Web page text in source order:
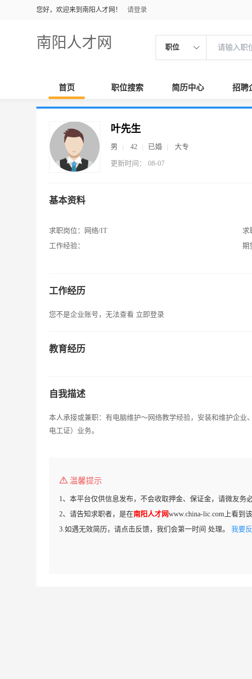
您好，欢迎来到南阳人才网！ 请登录
南阳人才网 职位
首页 职位搜索 简历中心 招聘
叶先生
男 42 已婚 大专
更新时间： 08-07
基本资料
求职岗位：
网络/IT
工作经验：
求
期
工作经历
您不是企业账号，无法查看 立即登录
教育经历
自我描述
本人承接或兼职：有电脑维护～网络教学经验，安装和维护企业
电工证）业务。
温馨提示
1、本平台仅供信息发布，不会收取押金、保证金，请微友务必
2、请告知求职者，是在南阳人才网www.china-lic.com上看到
3.如遇无效简历，请点击反馈，我们会第一时间 处理。 我要